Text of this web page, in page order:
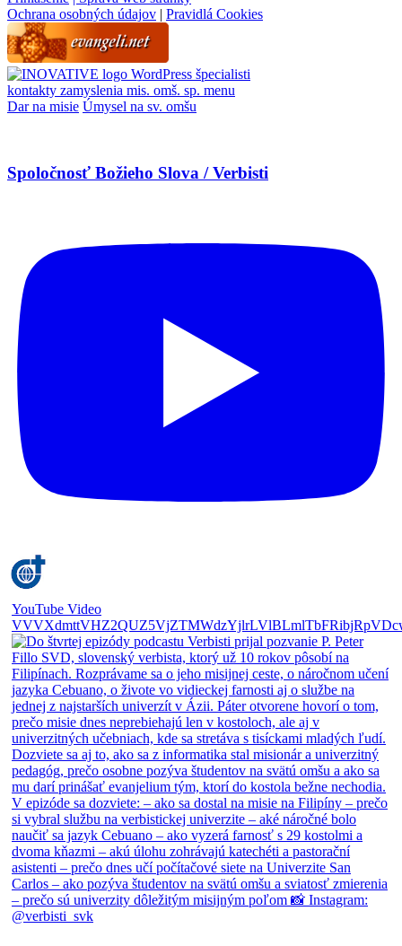
Ochrana osobných údajov | Pravidlá Cookies
WordPress špecialisti
kontakty zamyslenia mis. omš. sp. menu
Dar na misie Úmysel na sv. omšu
Spoločnosť Božieho Slova / Verbisti
YouTube Video